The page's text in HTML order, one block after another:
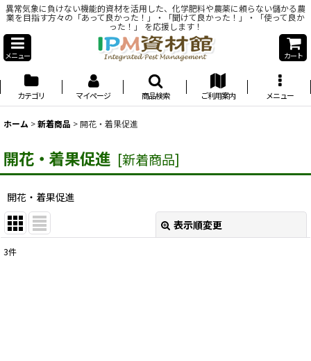
異常気象に負けない機能的資材を活用した、化学肥料や農薬に頼らない儲かる農
業を目指す方々の「あって良かった！」・「聞けて良かった！」・「使って良か
った！」 を応援します！
メニュー カート
カテゴリ マイページ 商品検索 ご利用案内 メニュー
ホーム >新着商品 >開花・着果促進
開花・着果促進 [新着商品]
開花・着果促進
表示順変更
3件